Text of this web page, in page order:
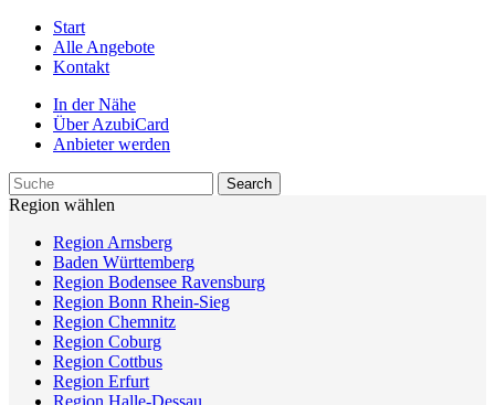
Start
Alle Angebote
Kontakt
In der Nähe
Über AzubiCard
Anbieter werden
Region wählen
Region Arnsberg
Baden Württemberg
Region Bodensee Ravensburg
Region Bonn Rhein-Sieg
Region Chemnitz
Region Coburg
Region Cottbus
Region Erfurt
Region Halle-Dessau